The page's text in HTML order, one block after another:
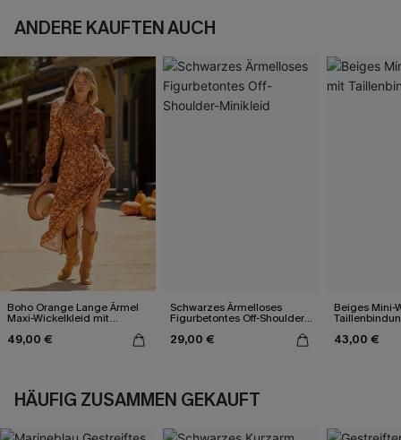
ANDERE KAUFTEN AUCH
Boho Orange Lange Ärmel
Maxi-Wickelkleid mit
49,00 €
Schwarzes Ärmelloses
Figurbetontes Off-Shoulder-
Minikleid
29,00 €
Beiges Mini-
43,00 €
HÄUFIG ZUSAMMEN GEKAUFT